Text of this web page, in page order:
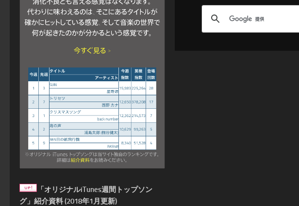
「オリジナルiTunes週間トップソン
グ」紹介資料 (2018年1月更新)